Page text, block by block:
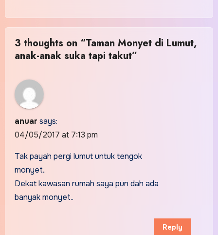
3 thoughts on “Taman Monyet di Lumut,
anak-anak suka tapi takut”
anuar says:
04/05/2017 at 7:13 pm
Tak payah pergi lumut untuk tengok
monyet..
Dekat kawasan rumah saya pun dah ada
banyak monyet..
Reply